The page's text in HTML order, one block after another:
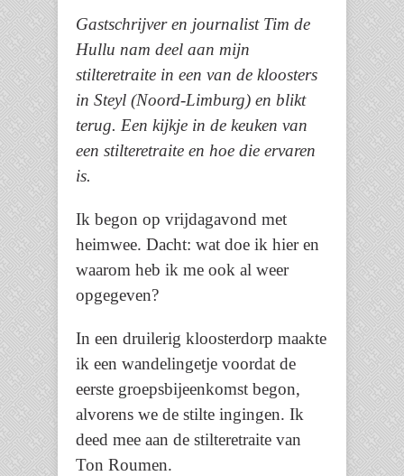
Gastschrijver en journalist Tim de
Hullu nam deel aan mijn
stilteretraite in een van de kloosters
in Steyl (Noord-Limburg) en blikt
terug. Een kijkje in de keuken van
een stilteretraite en hoe die ervaren
is.
Ik begon op vrijdagavond met
heimwee. Dacht: wat doe ik hier en
waarom heb ik me ook al weer
opgegeven?
In een druilerig kloosterdorp maakte
ik een wandelingetje voordat de
eerste groepsbijeenkomst begon,
alvorens we de stilte ingingen. Ik
deed mee aan de stilteretraite van
Ton Roumen.